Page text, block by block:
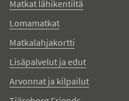
Matkat lähikentiltä
Lomamatkat
Matkalahjakortti
Lisäpalvelut ja edut
Arvonnat ja kilpailut